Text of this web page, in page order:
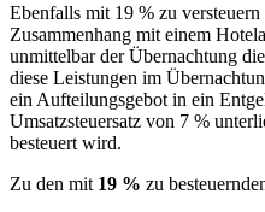
Ebenfalls mit 19 % zu
Zusammenhang mit einem
unmittelbar der Übernachtung
diese Leistungen im
ein Aufteilungsgebot in ein
Umsatzsteuersatz von 7 %
besteuert wird.
Zu den mit 19 % zu